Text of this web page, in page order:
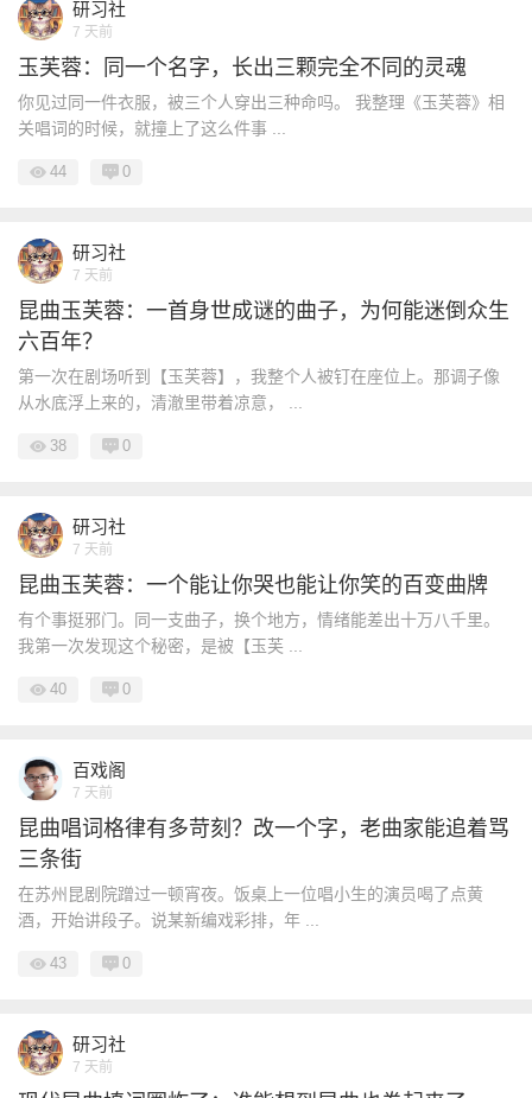
研习社
7 天前
玉芙蓉：同一个名字，长出三颗完全不同的灵魂
你见过同一件衣服，被三个人穿出三种命吗。 我整理《玉芙蓉》相
关唱词的时候，就撞上了这么件事 ...
44 0
研习社
7 天前
昆曲玉芙蓉：一首身世成谜的曲子，为何能迷倒众生
六百年？
第一次在剧场听到【玉芙蓉】，我整个人被钉在座位上。那调子像
从水底浮上来的，清澈里带着凉意， ...
38 0
研习社
7 天前
昆曲玉芙蓉：一个能让你哭也能让你笑的百变曲牌
有个事挺邪门。同一支曲子，换个地方，情绪能差出十万八千里。
我第一次发现这个秘密，是被【玉芙 ...
40 0
百戏阁
7 天前
昆曲唱词格律有多苛刻？改一个字，老曲家能追着骂
三条街
在苏州昆剧院蹭过一顿宵夜。饭桌上一位唱小生的演员喝了点黄
酒，开始讲段子。说某新编戏彩排，年 ...
43 0
研习社
7 天前